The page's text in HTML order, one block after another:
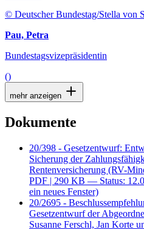
© Deutscher Bundestag/Stella von
Pau, Petra
Bundestagsvizepräsidentin
()
mehr anzeigen
Dokumente
20/398 - Gesetzentwurf:
Sicherung der
Rentenversicherung (RV-
PDF | 290 KB — Status:
ein neues Fenster)
20/2695 -
Gesetzentwurf der
Susanne Ferschl, Jan Korte